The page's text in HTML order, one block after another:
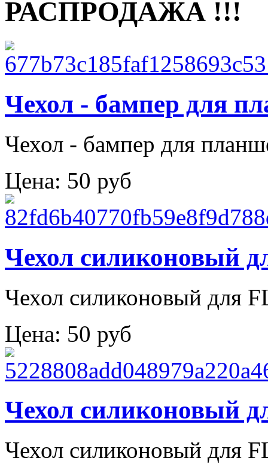
РАСПРОДАЖА !!!
Чехол - бампер для
Чехол - бампер для
Цена: 50 руб
Чехол силиконовый
Чехол силиконовый для
Цена: 50 руб
Чехол силиконовый
Чехол силиконовый для